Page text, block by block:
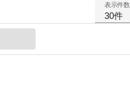
表示件数
30件